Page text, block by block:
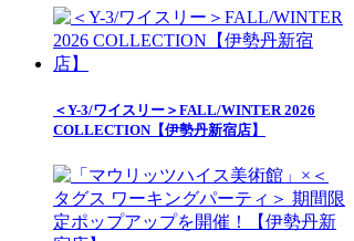
＜Y-3/ワイスリー＞FALL/WINTER 2026
COLLECTION【伊勢丹新宿店】